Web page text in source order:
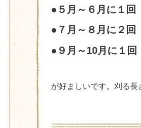
●５月～６月に１回
●７月～８月に２回
●９月～10月に１回
が好ましいです。刈る長